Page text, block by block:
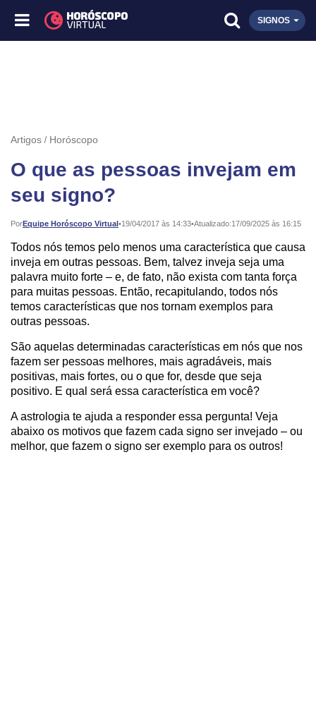
SIGNOS
Artigos Horóscopo
O que as pessoas invejam em
seu signo?
PorEquipe Horóscopo Virtual•
Publicado: 19/04/2017 às 14:33•Atualizado:17/09/2025 às 16:15
Todos nós temos pelo menos uma característica que causa
inveja em outras pessoas. Bem, talvez inveja seja uma
palavra muito forte – e, de fato, não exista com tanta força
para muitas pessoas. Então, recapitulando, todos nós
temos características que nos tornam exemplos para
outras pessoas.
São aquelas determinadas características em nós que nos
fazem ser pessoas melhores, mais agradáveis, mais
positivas, mais fortes, ou o que for, desde que seja
positivo. E qual será essa característica em você?
A astrologia te ajuda a responder essa pergunta! Veja
abaixo os motivos que fazem cada signo ser invejado – ou
melhor, que fazem o signo ser exemplo para os outros!